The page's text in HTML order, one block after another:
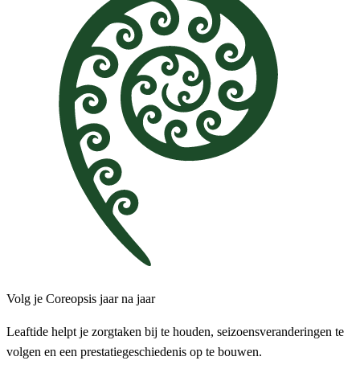
Volg je Coreopsis jaar na jaar
Leaftide helpt je zorgtaken bij te houden, seizoensveranderingen te
volgen en een prestatiegeschiedenis op te bouwen.